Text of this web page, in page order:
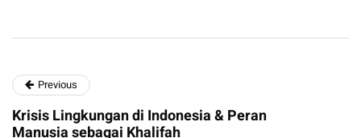
Previous
Krisis Lingkungan di Indonesia & Peran
Manusia sebagai Khalifah